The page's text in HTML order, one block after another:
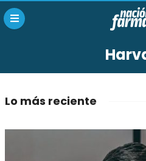
Lo más reciente